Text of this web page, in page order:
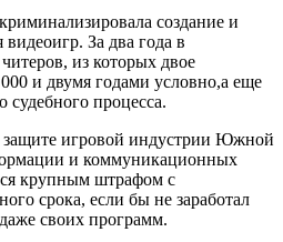
создание и
За два года в
из которых двое
и двумя годами условно,а еще
судебного процесса.
игровой индустрии Южной
и коммуникационных
крупным штрафом с
срока, если бы не заработал
своих программ.